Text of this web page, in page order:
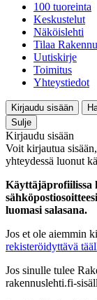
100 tuoreinta
Keskustelut
Näköislehti
Tilaa
Uutiskirje
Toimitus
Yhteystiedot
Kirjaudu sisään
Sulje
Kirjaudu sisään
Voit kirjautua
yhteydessä luonut
Käyttäjäprofiilissa
luomasi salasana.
Jos et ole aiemmin
rekisteröidyttävä
Jos sinulle tulee
rakennuslehti.fi-